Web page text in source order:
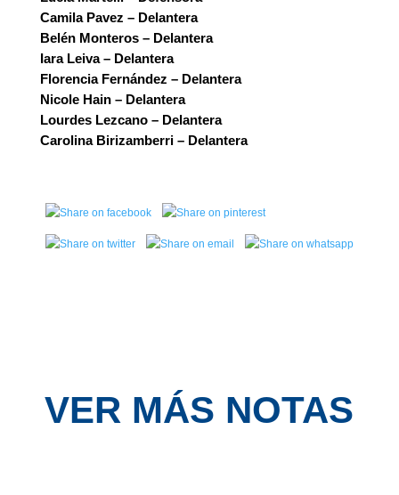
Camila Pavez – Delantera
Belén Monteros – Delantera
Iara Leiva – Delantera
Florencia Fernández – Delantera
Nicole Hain – Delantera
Lourdes Lezcano – Delantera
Carolina Birizamberri – Delantera
VER MÁS NOTAS